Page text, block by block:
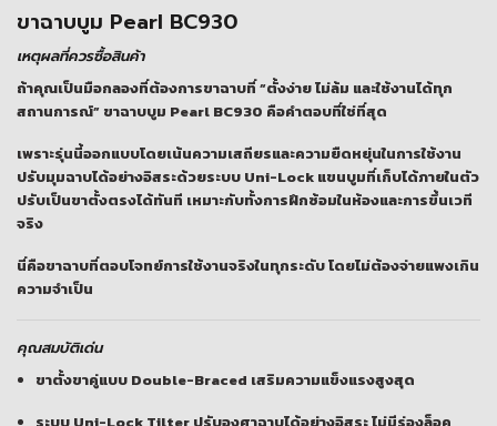
ขาฉาบบูม Pearl BC930
เหตุผลที่ควรซื้อสินค้า
ถ้าคุณเป็นมือกลองที่ต้องการขาฉาบที่ “ตั้งง่าย ไม่ล้ม และใช้งานได้ทุก
สถานการณ์” ขาฉาบบูม Pearl BC930 คือคำตอบที่ใช่ที่สุด
เพราะรุ่นนี้ออกแบบโดยเน้นความเสถียรและความยืดหยุ่นในการใช้งาน
ปรับมุมฉาบได้อย่างอิสระด้วยระบบ Uni-Lock แขนบูมที่เก็บได้ภายในตัว
ปรับเป็นขาตั้งตรงได้ทันที เหมาะกับทั้งการฝึกซ้อมในห้องและการขึ้นเวที
จริง
นี่คือขาฉาบที่ตอบโจทย์การใช้งานจริงในทุกระดับ โดยไม่ต้องจ่ายแพงเกิน
ความจำเป็น
คุณสมบัติเด่น
ขาตั้งขาคู่แบบ Double-Braced เสริมความแข็งแรงสูงสุด
ระบบ Uni-Lock Tilter ปรับองศาฉาบได้อย่างอิสระ ไม่มีร่องล็อค